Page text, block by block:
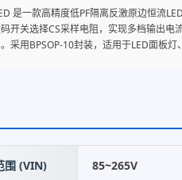
是一款高精度低PF隔离反激原边恒流
开关选择CS采样电阻，实现多档输出
采用BPSOP-10封装，适用于LED面板灯
围 (VIN) 85~265V